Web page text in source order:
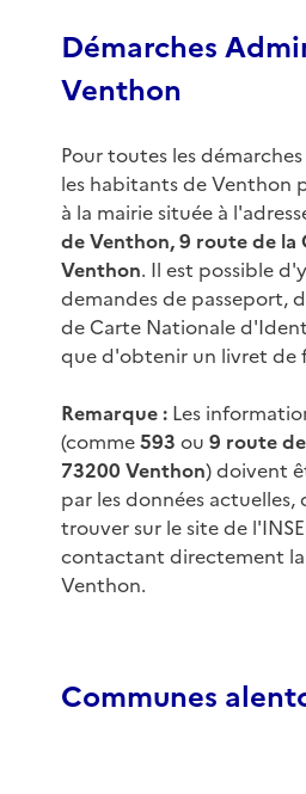
Démarches
Venthon
Pour toutes les
les habitants de Venthon
à la mairie située à
de Venthon, 9 route de la
Venthon. Il est possible
demandes de passeport,
de Carte Nationale
que d'obtenir un livret de
Remarque :Les
(comme593 ou 9 route
73200 Venthon) doivent
par les données actuelles,
trouver sur le site de
contactant directement
Venthon.
Communes